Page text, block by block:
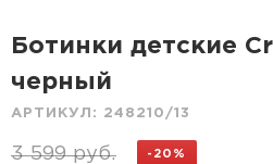
Ботинки детские
черный
АРТИКУЛ: 248210/13
3 599 руб. -20%